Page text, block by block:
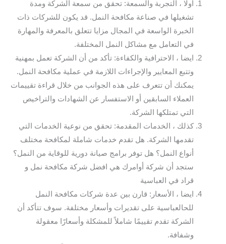
اولا ، التجربة والسمعة: تحقق من سمعة الشركة ومدة
تشغيلها في صناعة مكافحة النمل. قد يكون للشركات ذات
الخبرة الواسعة في المجال مزايا تتعلق بالمعرفة والمهارة
في التعامل مع مشاكل النمل المختلفة.
ايضا ، الاحترافية والكفاءة: تأكد من أن الشركة تعمل بمهنية
وتتبع المعايير والإجراءات اللازمة في عملية مكافحة النمل.
يمكنك أن تتعرف على هذه الجوانب من خلال قراءة تقييمات
العملاء السابقين أو الاستفسار عن الشهادات والتراخيص
التي تمتلكها الشركة.
كذلك ، الخدمات المقدمة: تحقق من نوعية الخدمات التي
تقدمها الشركة. هل تقدم خدمات شاملة لمكافحة مختلف
أنواع النمل؟ هل توفر برامج صيانة دورية للوقاية من النمل؟
ستجد أن شركة أوامرك هي افضل شركة مكافحة نمل و
قراد في العباسية
ايضا ، الأسعار: قارن بين عدة شركات مكافحة النمل
للحالعباسية على تقديرات وأسعار مختلفة. سوف تتأكد أن
الشركة تقدم تقييمًا شاملاً للمشكلة وأسعارًا معقولة
وشفافة.